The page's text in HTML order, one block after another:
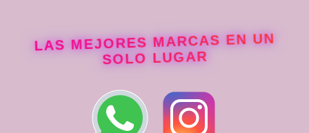
LAS MEJORES MARCAS EN UN
SOLO LUGAR